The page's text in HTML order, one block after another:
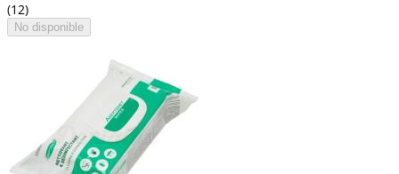
(12)
No disponible